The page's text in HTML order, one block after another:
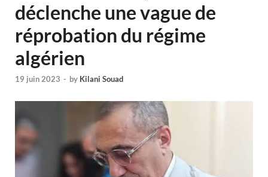
déclenche une vague de
réprobation du régime
algérien
19 juin 2023 - by Kilani Souad